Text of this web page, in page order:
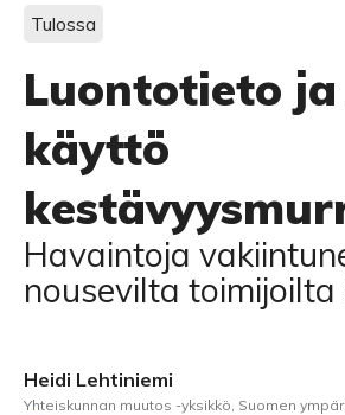
Tulossa
Luontotieto ja
käyttö
Havaintoja
nousevilta toimijoilta
Heidi Lehtiniemi
Yhteiskunnan muutos -yksikkö, Suomen